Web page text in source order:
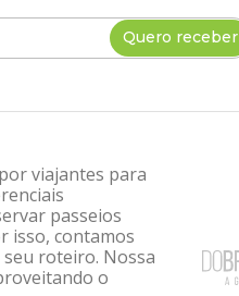
Quero receber
viajantes para
passeios
isso, contamos
roteiro. Nossa
o